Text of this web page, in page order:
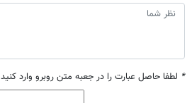
* لطفا حاصل عبارت را در جعبه متن روبرو وارد کنید